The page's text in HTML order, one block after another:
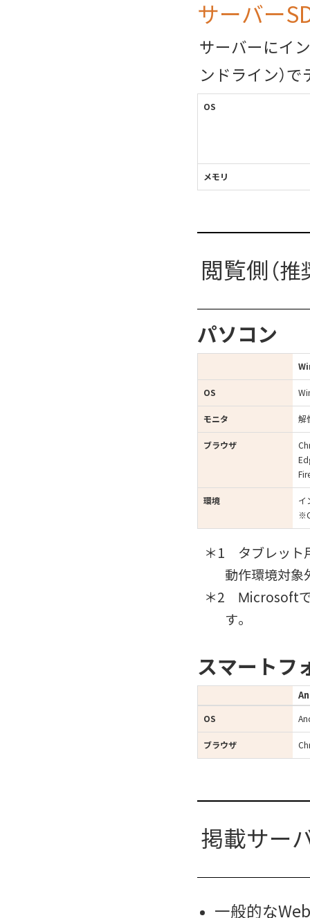
サーバー
サーバーにイ
ンドライン）
OS
メモリ
閲覧側 （
パソコン
OS
モニタ 解
ブラウザ
環境
イ
タブレット
動作環境対象
Microsoft
す。
スマートフ
OS
ブラウザ
掲載サー
一般的な